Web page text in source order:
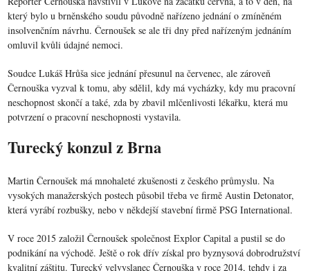
který bylo u brněnského soudu původně nařízeno jednání o zmíněném
insolvenčním návrhu. Černoušek se ale tři dny před nařízeným jednáním
omluvil kvůli údajné nemoci.
Soudce Lukáš Hrůša sice jednání přesunul na červenec, ale zároveň
Černouška vyzval k tomu, aby sdělil, kdy má vycházky, kdy mu pracovní
neschopnost skončí a také, zda by zbavil mlčenlivosti lékařku, která mu
potvrzení o pracovní neschopnosti vystavila.
Turecký konzul z Brna
Martin Černoušek má mnohaleté zkušenosti z českého průmyslu. Na
vysokých manažerských postech působil třeba ve firmě Austin Detonator,
která vyrábí rozbušky, nebo v někdejší stavební firmě PSG International.
V roce 2015 založil Černoušek společnost Explor Capital a pustil se do
podnikání na východě. Ještě o rok dřív získal pro byznysová dobrodružství
kvalitní záštitu. Turecký velvyslanec Černouška v roce 2014, tehdy i za